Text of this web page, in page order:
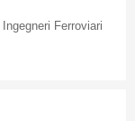
Ingegneri Ferroviari